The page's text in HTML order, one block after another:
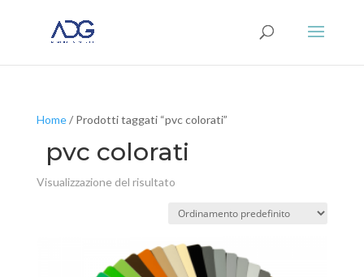
Home/ Prodotti taggati “pvc colorati”
pvc colorati
Visualizzazione del risultato